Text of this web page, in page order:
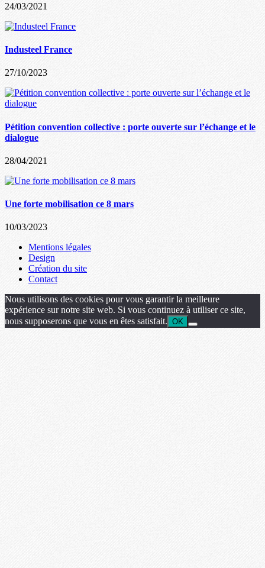
24/03/2021
Industeel France
27/10/2023
Pétition convention collective : porte ouverte sur l’échange et le
dialogue
28/04/2021
Une forte mobilisation ce 8 mars
10/03/2023
Mentions légales
Design
Création du site
Contact
Nous utilisons des cookies pour vous garantir la meilleure
expérience sur notre site web. Si vous continuez à utiliser ce site,
nous supposerons que vous en êtes satisfait. OK